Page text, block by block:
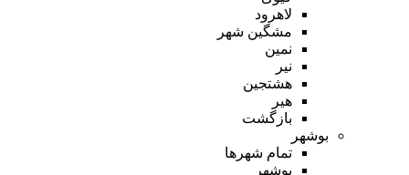
لاهرود
مشگین شهر
نمین
نیر
هشتجین
هیر
بازگشت
بوشهر
تمام شهر‌ها
بوشهر